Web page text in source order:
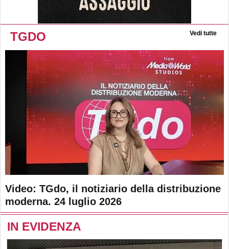
TGDO Vedi tutte
Video: TGdo, il notiziario della distribuzione
moderna. 24 luglio 2026
IN EVIDENZA